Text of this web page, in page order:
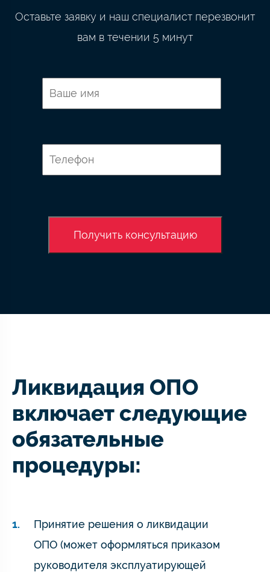
Оставьте заявку и наш специалист перезвонит
вам в течении 5 минут
Ликвидация ОПО
включает следующие
обязательные
процедуры:
Принятие решения о ликвидации
ОПО (может оформляться приказом
руководителя эксплуатирующей